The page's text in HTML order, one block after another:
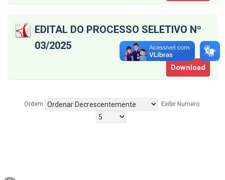
EDITAL DO PROCESSO SELETIVO Nº
03/2025
Download
Ordem Exibir Numero